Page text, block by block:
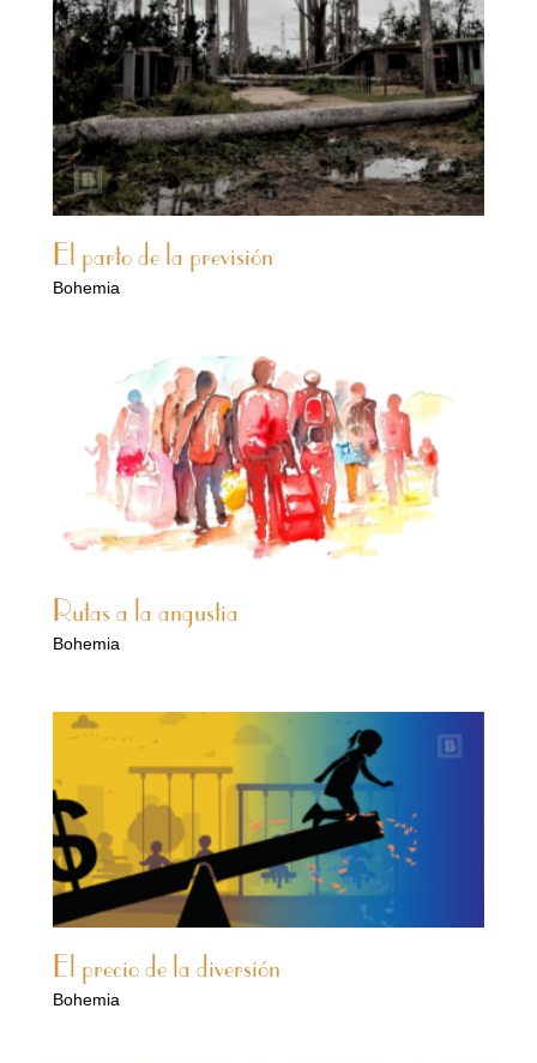
El parto de la previsión
Bohemia
Rutas a la angustia
Bohemia
El precio de la diversión
Bohemia